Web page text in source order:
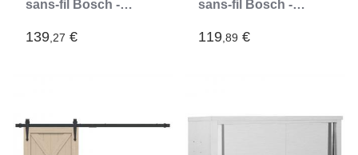
sans-fil Bosch -
avec 2 batteries 12V-
1,5Ah + chargeur)
139,27 €
sans-fil Bosch -
avec 1 batterie 18V-
1,5Ah + chargeur)
119,89 €